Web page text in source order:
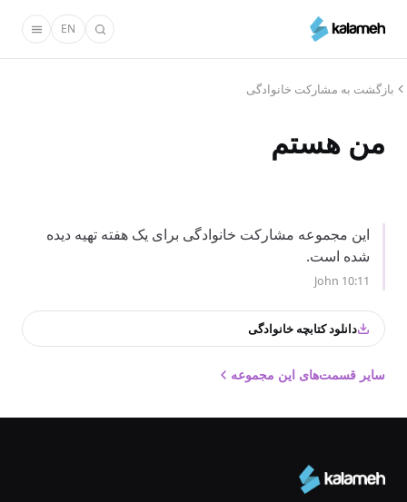
محتوای
EN
بازگشت به مشارکت خانوادگی
من هستم
این مجموعه مشارکت خانوادگی برای یک هفته تهیه دیده
شده است.
John 10:11
دانلود کتابچه خانوادگی
سایر قسمت‌های این مجموعه